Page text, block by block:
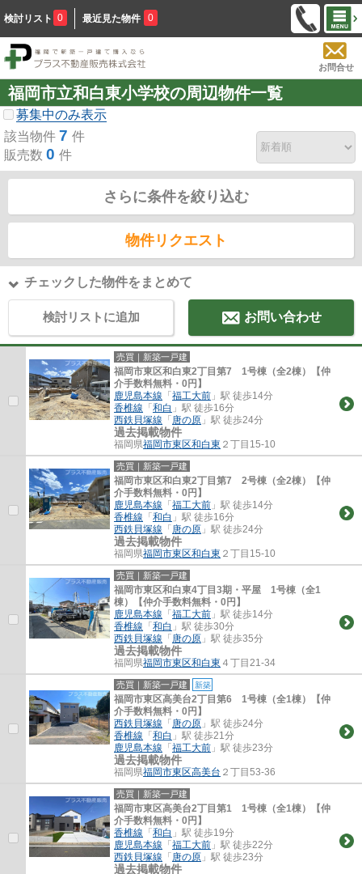
検討リスト 0 最近見た物件 0
お問合せ
福岡市立和白東小学校の周辺物件一覧
募集中のみ表示
該当物件 7 件
販売数 0 件
さらに条件を絞り込む
物件リクエスト
チェックした物件をまとめて
検討リストに追加 お問い合わせ
売買｜新築一戸建
福岡市東区和白東2丁目第7 1号棟（全2棟）【仲
介手数料無料・0円】
鹿児島本線 「 福工大前 」駅 徒歩14分
香椎線 「 和白 」駅 徒歩16分
西鉄貝塚線 「 唐の原 」駅 徒歩24分
過去掲載物件
福岡県福岡市東区和白東 ２丁目15-10
売買｜新築一戸建
福岡市東区和白東2丁目第7 2号棟（全2棟）【仲
介手数料無料・0円】
鹿児島本線 「 福工大前 」駅 徒歩14分
香椎線 「 和白 」駅 徒歩16分
西鉄貝塚線 「 唐の原 」駅 徒歩24分
過去掲載物件
福岡県福岡市東区和白東 ２丁目15-10
売買｜新築一戸建
福岡市東区和白東4丁目3期・平屋 1号棟（全1
棟）【仲介手数料無料・0円】
鹿児島本線 「 福工大前 」駅 徒歩14分
香椎線 「 和白 」駅 徒歩30分
西鉄貝塚線 「 唐の原 」駅 徒歩35分
過去掲載物件
福岡県福岡市東区和白東 ４丁目21-34
売買｜新築一戸建 新築
福岡市東区高美台2丁目第6 1号棟（全1棟）【仲
介手数料無料・0円】
西鉄貝塚線 「 唐の原 」駅 徒歩24分
香椎線 「 和白 」駅 徒歩21分
鹿児島本線 「 福工大前 」駅 徒歩23分
過去掲載物件
福岡県福岡市東区高美台 ２丁目53-36
売買｜新築一戸建
福岡市東区高美台2丁目第1 1号棟（全1棟）【仲
介手数料無料・0円】
香椎線 「 和白 」駅 徒歩19分
鹿児島本線 「 福工大前 」駅 徒歩22分
西鉄貝塚線 「 唐の原 」駅 徒歩23分
過去掲載物件